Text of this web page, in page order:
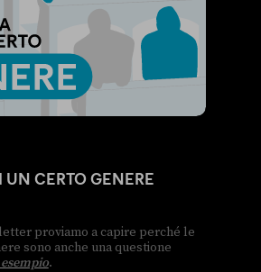
CERTO GENERE
proviamo a capire perché le
sono anche una questione
.